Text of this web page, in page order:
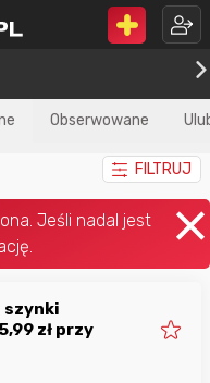
Obserwowane
FILTRUJ
zł przy